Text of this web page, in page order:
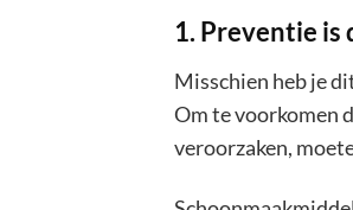
1. Preventie is
Misschien heb je
Om te voorkomen
veroorzaken,